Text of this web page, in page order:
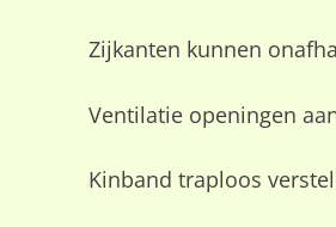
Zijkanten kunnen
Ventilatie openingen
Kinband traploos